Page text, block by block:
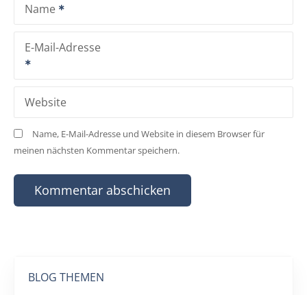
o
Name
E-Mail-Adresse
Website
Name, E-Mail-Adresse und Website in diesem Browser für
meinen nächsten Kommentar speichern.
BLOG THEMEN